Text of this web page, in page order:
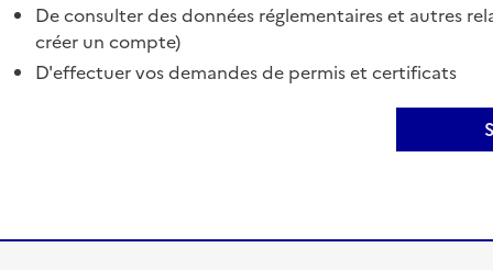
De consulter des données réglementaires et autres
créer un compte)
D'effectuer vos demandes de permis et certificats